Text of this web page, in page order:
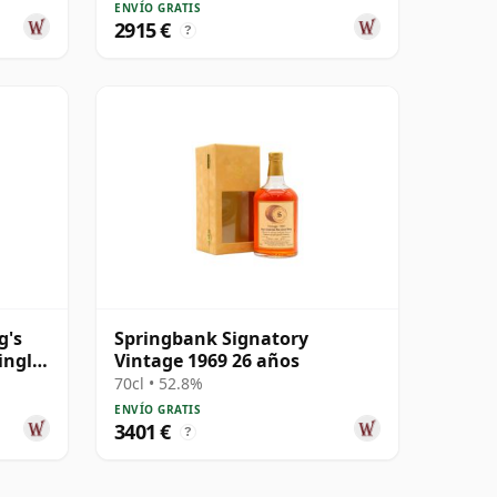
ENVÍO GRATIS
2915 € ?
Springbank Signatory
Vintage 1969 26 años
70cl • 52.8%
ENVÍO GRATIS
3401 € ?